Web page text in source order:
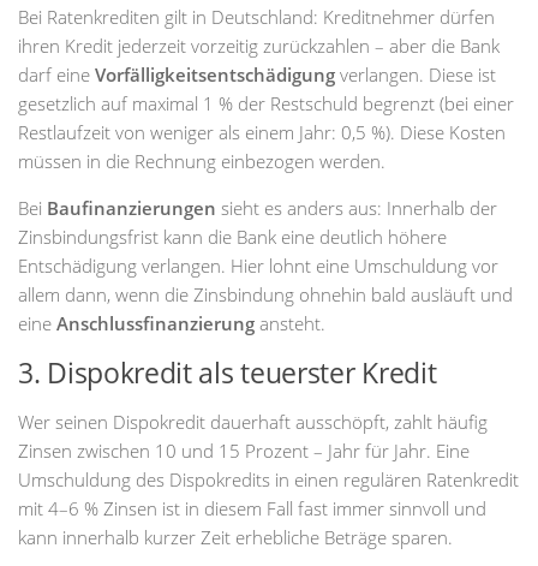
Bei Ratenkrediten gilt in Deutschland: Kreditnehmer dürfen
ihren Kredit jederzeit vorzeitig zurückzahlen – aber die Bank
darf eine Vorfälligkeitsentschädigung verlangen. Diese ist
gesetzlich auf maximal 1 % der Restschuld begrenzt (bei einer
Restlaufzeit von weniger als einem Jahr: 0,5 %). Diese Kosten
müssen in die Rechnung einbezogen werden.
Bei Baufinanzierungen sieht es anders aus: Innerhalb der
Zinsbindungsfrist kann die Bank eine deutlich höhere
Entschädigung verlangen. Hier lohnt eine Umschuldung vor
allem dann, wenn die Zinsbindung ohnehin bald ausläuft und
eine Anschlussfinanzierung ansteht.
3. Dispokredit als teuerster Kredit
Wer seinen Dispokredit dauerhaft ausschöpft, zahlt häufig
Zinsen zwischen 10 und 15 Prozent – Jahr für Jahr. Eine
Umschuldung des Dispokredits in einen regulären Ratenkredit
mit 4–6 % Zinsen ist in diesem Fall fast immer sinnvoll und
kann innerhalb kurzer Zeit erhebliche Beträge sparen.